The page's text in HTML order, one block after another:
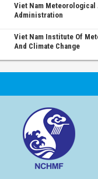
Viet Nam Meteorological
Administration
Viet Nam Institute Of
And Climate Change